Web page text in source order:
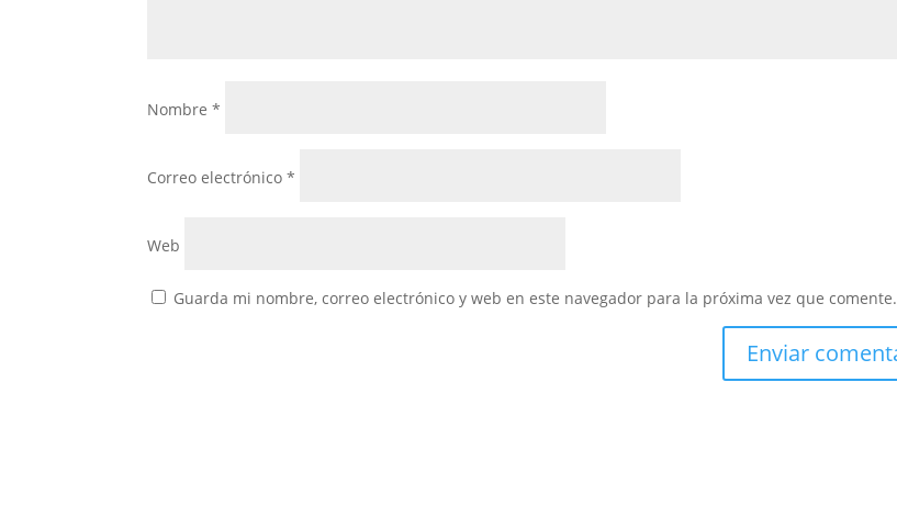
Nombre*
Correo electrónico*
Web
Guarda mi nombre, correo electrónico y web en este navegador para la próxima vez que comente.